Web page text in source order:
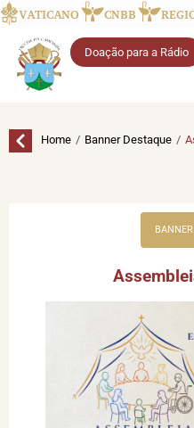
VATICANO CNBB
Doação para a Rádio
Home / Banner Destaque /